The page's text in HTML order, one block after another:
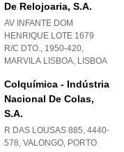
De Relojoaria, S.a.
AV INFANTE DOM
HENRIQUE LOTE 1679
R/C DTO., 1950-420,
MARVILA LISBOA, LISBOA
Colquímica - Indústria
Nacional De Colas,
S.a.
R DAS LOUSAS 885, 4440-
578, VALONGO, PORTO